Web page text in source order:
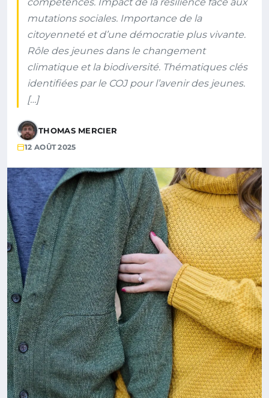
mutations sociales. Importance de la
citoyenneté et d’une démocratie plus vivante.
Rôle des jeunes dans le changement
climatique et la biodiversité. Thématiques clés
identifiées par le COJ pour l’avenir des jeunes.
[…]
THOMAS MERCIER
12 AOÛT 2025